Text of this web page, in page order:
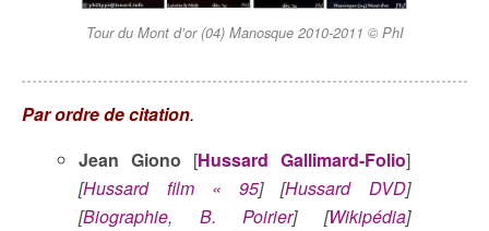
Tour du Mont d’or (04) Manosque 2010-2011 © PhI
Par ordre de citation.
Jean Giono [Hussard Gallimard-Folio]
[Hussard film « 95] [Hussard DVD]
[Biographie, B. Poirier] [Wikipédia]